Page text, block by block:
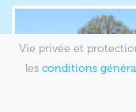
Vie privée et
les conditions